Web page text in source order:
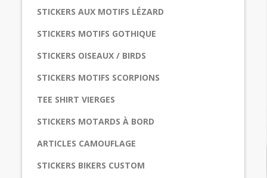
STICKERS AUX MOTIFS LÉZARD
STICKERS MOTIFS GOTHIQUE
STICKERS OISEAUX / BIRDS
STICKERS MOTIFS SCORPIONS
TEE SHIRT VIERGES
STICKERS MOTARDS À BORD
ARTICLES CAMOUFLAGE
STICKERS BIKERS CUSTOM